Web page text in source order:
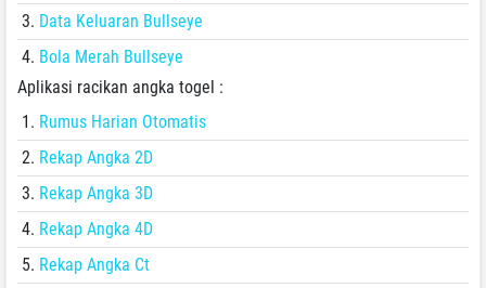
Data Keluaran Bullseye
Bola Merah Bullseye
Aplikasi racikan angka togel :
Rumus Harian Otomatis
Rekap Angka 2D
Rekap Angka 3D
Rekap Angka 4D
Rekap Angka Ct